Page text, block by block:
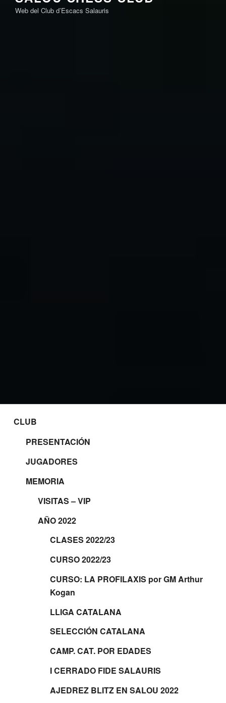
SaltarWeb del Club d’Escacs Salauris
CLUB
PRESENTACIÓN
JUGADORES
MEMORIA
VISITAS – VIP
AÑO 2022
CLASES 2022/23
CURSO 2022/23
CURSO: LA PROFILAXIS por GM Arthur
Kogan
LLIGA CATALANA
SELECCIÓN CATALANA
CAMP. CAT. POR EDADES
I CERRADO FIDE SALAURIS
AJEDREZ BLITZ EN SALOU 2022